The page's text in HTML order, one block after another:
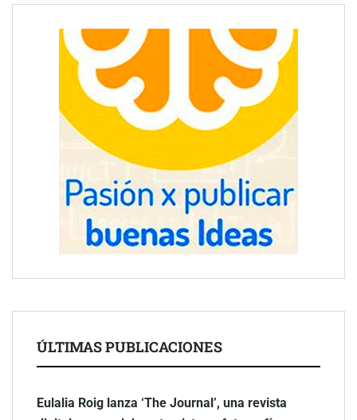
ÚLTIMAS PUBLICACIONES
Eulalia Roig lanza ‘The Journal’, una revista